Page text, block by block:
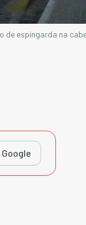
espingarda na